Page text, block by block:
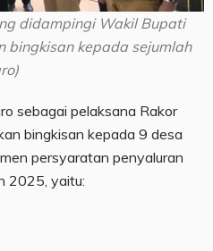
didampingi Wakil Bupati
bingkisan kepada sejumlah
sebagai pelaksana Rakor
bingkisan kepada 9 desa
persyaratan penyaluran
2025, yaitu: